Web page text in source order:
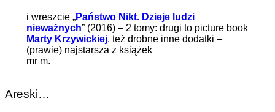
i wreszcie „Państwo Nikt. Dzieje ludzi
nieważnych” (2016) – 2 tomy: drugi to picture book
Marty Krzywickiej, też drobne inne dodatki –
(prawie) najstarsza z książek
mr m.
Areski…